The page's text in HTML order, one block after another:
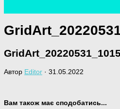
Автор Editor · 31.05.2022
Вам також має сподобатись...